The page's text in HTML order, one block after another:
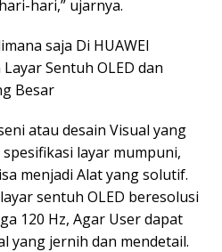
hari,” ujarnya.
saja Di HUAWEI
Sentuh OLED dan
Besar
atau desain Visual yang
layar mumpuni,
menjadi Alat yang solutif.
sentuh OLED beresolusi
120 Hz, Agar User dapat
yang jernih dan mendetail.